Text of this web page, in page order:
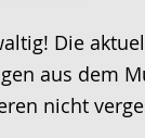
Die
aus dem
nicht